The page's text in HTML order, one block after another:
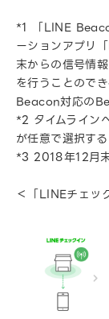
*1 「LINE
ーションアプリ
末からの信号情
を行うことので
Beacon対応の
*2 タイムライン
が任意で選択する
*3 2018年12月
＜「LINEチェッ